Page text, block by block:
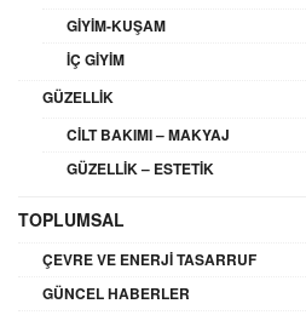
GIYIM-KUŞAM
İÇ GIYIM
GÜZELLIK
CILT BAKIMI – MAKYAJ
GÜZELLIK – ESTETIK
TOPLUMSAL
ÇEVRE VE ENERJI TASARRUF
GÜNCEL HABERLER